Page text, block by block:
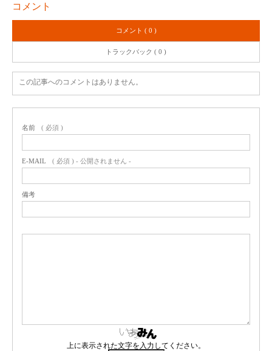
コメント
コメント ( 0 )
トラックバック ( 0 )
この記事へのコメントはありません。
名前 ( 必須 )
E-MAIL ( 必須 ) - 公開されません -
備考
上に表示された文字を入力してください。